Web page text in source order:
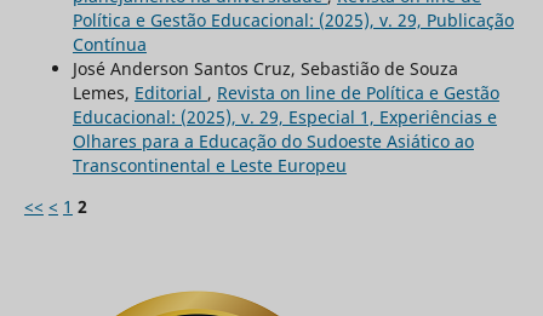
Política e Gestão Educacional: (2025), v. 29, Publicação
Contínua
José Anderson Santos Cruz, Sebastião de Souza
Lemes, Editorial , Revista on line de Política e Gestão
Educacional: (2025), v. 29, Especial 1, Experiências e
Olhares para a Educação do Sudoeste Asiático ao
Transcontinental e Leste Europeu
<< < 1 2